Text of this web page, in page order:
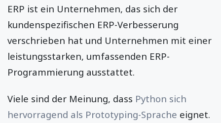
ERP ist ein Unternehmen, das sich der
kundenspezifischen ERP-Verbesserung
verschrieben hat und Unternehmen mit einer
leistungsstarken, umfassenden ERP-
Programmierung ausstattet.
Viele sind der Meinung, dass Python sich
hervorragend als Prototyping-Sprache eignet.